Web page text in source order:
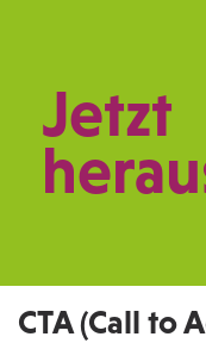
Praxismarketing
Kontakt
Jetzt
CTA (Call to